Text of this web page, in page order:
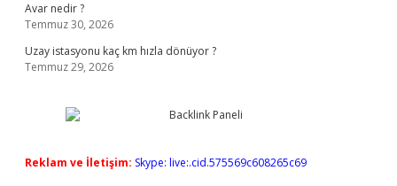
Avar nedir ?
Temmuz 30, 2026
Uzay istasyonu kaç km hızla dönüyor ?
Temmuz 29, 2026
Reklam ve İletişim: Skype: live:.cid.575569c608265c69